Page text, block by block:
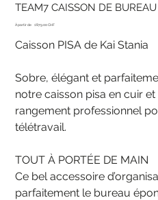
TEAM7 CAISSON DE
À partir de Prix
1'879.00 CHF
Caisson PISA de Kai Stania
Sobre, élégant et
notre caisson pisa en cuir
rangement professionnel
télétravail.
TOUT À PORTÉE DE MAIN
Ce bel accessoire
parfaitement le bureau